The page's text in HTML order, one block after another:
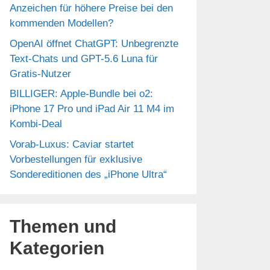
Anzeichen für höhere Preise bei den
kommenden Modellen?
OpenAI öffnet ChatGPT: Unbegrenzte
Text-Chats und GPT-5.6 Luna für
Gratis-Nutzer
BILLIGER: Apple-Bundle bei o2:
iPhone 17 Pro und iPad Air 11 M4 im
Kombi-Deal
Vorab-Luxus: Caviar startet
Vorbestellungen für exklusive
Sondereditionen des „iPhone Ultra“
Themen und
Kategorien